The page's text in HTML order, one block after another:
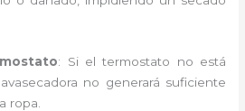
: Si el termostato no está
no generará suficiente
ropa.